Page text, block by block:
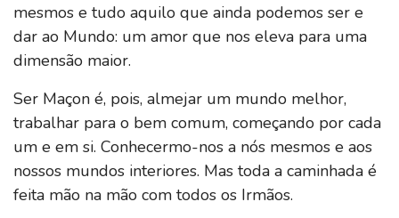
mesmos e tudo aquilo que ainda podemos ser e
dar ao Mundo: um amor que nos eleva para uma
dimensão maior.
Ser Maçon é, pois, almejar um mundo melhor,
trabalhar para o bem comum, começando por cada
um e em si. Conhecermo-nos a nós mesmos e aos
nossos mundos interiores. Mas toda a caminhada é
feita mão na mão com todos os Irmãos.